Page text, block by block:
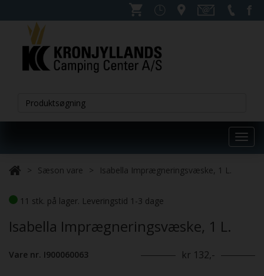
Sæson vare Isabella Imprægneringsvæske, 1 L.
11 stk. på lager. Leveringstid 1-3 dage
Isabella Imprægneringsvæske, 1 L.
Vare nr. I900060063 kr 132,-